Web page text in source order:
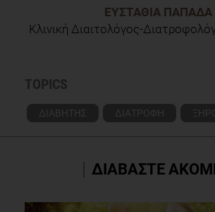
ΕΥΣΤΑΘΊΑ ΠΑΠΑΔΆ
Κλινική Διαιτολόγος-
TOPICS
ΔΙΑΒΗΤΗΣ ΔΙΑΤΡΟΦΗ
ΔΙΑΒΑΣΤΕ